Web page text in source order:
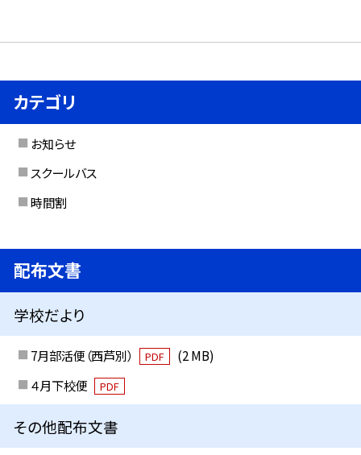
カテゴリ
お知らせ
スクールバス
時間割
配布文書
学校だより
7月部活便（西芦別） PDF
(2 MB)
４月下校便
PDF
その他配布文書